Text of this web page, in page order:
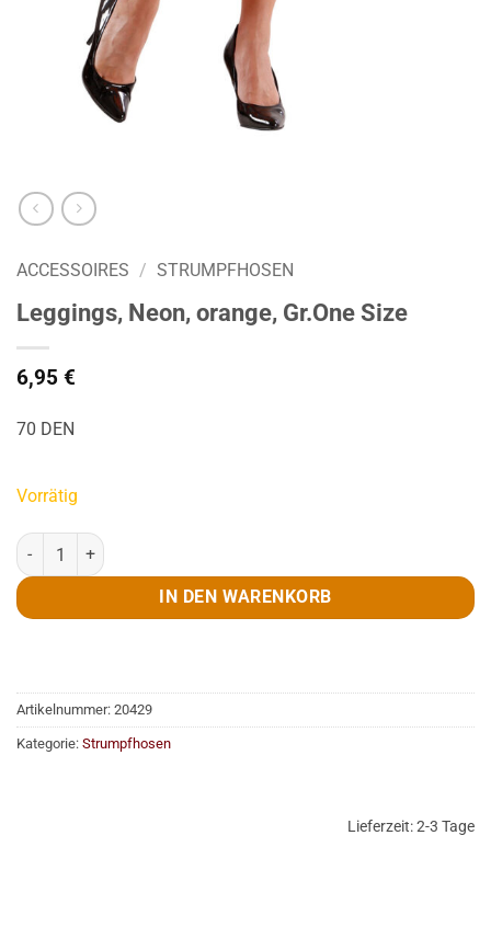
ACCESSOIRES / STRUMPFHOSEN
Leggings, Neon, orange, Gr.One Size
6,95 €
70 DEN
Vorrätig
Leggings, Neon, orange, Gr.One Size Menge
IN DEN WARENKORB
Artikelnummer: 20429
Kategorie: Strumpfhosen
Lieferzeit:2-3 Tage